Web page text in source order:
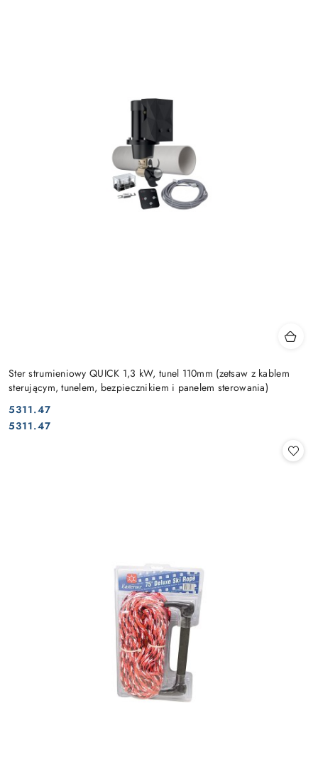
Ster strumieniowy QUICK 1,3 kW, tunel 110mm (zetsaw z kablem
sterującym, tunelem, bezpiecznikiem i panelem sterowania)
Cena:
5311.47
Cena:
5311.47